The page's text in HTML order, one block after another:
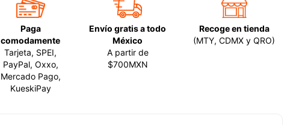
Paga
comodamente
Tarjeta, SPEI,
PayPal, Oxxo,
Mercado Pago,
KueskiPay
Envío gratis a todo
México
A partir de
$700MXN
Recoge en tienda
(MTY, CDMX y QRO)